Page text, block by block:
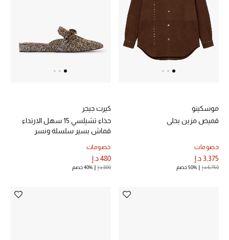
خصم حتى 70%
تسوقوا الآن
ما وصلنا حديثاً
النساء
موسكينو
قميص مزين بحلي
خصومات
3,375 د.إ
6,750 د.إ 50% خصم
كيرت جيجر
حذاء تشيلسي 15 سهل الارتداء
قماش بسير سلسلة ونسر
خصومات
480 د.إ
800 د.إ 40% خصم